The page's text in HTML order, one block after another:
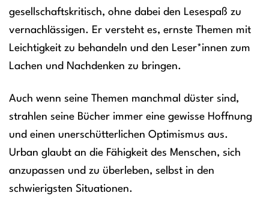
gesellschaftskritisch, ohne dabei den Lesespaß zu
vernachlässigen. Er versteht es, ernste Themen mit
Leichtigkeit zu behandeln und den Leser*innen zum
Lachen und Nachdenken zu bringen.
Auch wenn seine Themen manchmal düster sind,
strahlen seine Bücher immer eine gewisse Hoffnung
und einen unerschütterlichen Optimismus aus.
Urban glaubt an die Fähigkeit des Menschen, sich
anzupassen und zu überleben, selbst in den
schwierigsten Situationen.